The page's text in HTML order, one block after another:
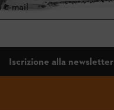
e-mail
Iscrizione alla newsletter